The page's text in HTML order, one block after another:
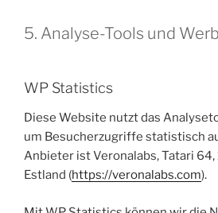
5. Analyse-Tools und
WP Statistics
Diese Website nutzt das
um Besucherzugriffe statistisch
Anbieter ist Veronalabs, Tatari 64,
Estland (https://veronalabs.com).